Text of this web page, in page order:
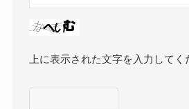
上に表示された文字を入力してく